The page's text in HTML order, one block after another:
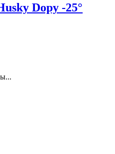
Dopy -25°